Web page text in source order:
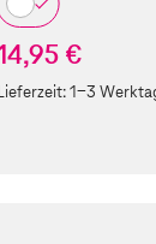
€
1-3